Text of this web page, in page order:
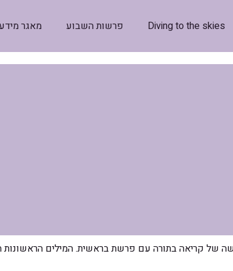
Diving to the skies פרשות השבוע מאגר מידע
של קריאה בתורה עם פרשת בראשית. המילים הראשונות